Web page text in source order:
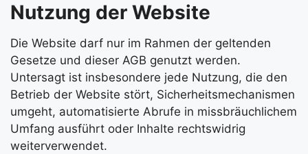
Nutzung der Website
Die Website darf nur im Rahmen der geltenden
Gesetze und dieser AGB genutzt werden.
Untersagt ist insbesondere jede Nutzung, die den
Betrieb der Website stört, Sicherheitsmechanismen
umgeht, automatisierte Abrufe in missbräuchlichem
Umfang ausführt oder Inhalte rechtswidrig
weiterverwendet.